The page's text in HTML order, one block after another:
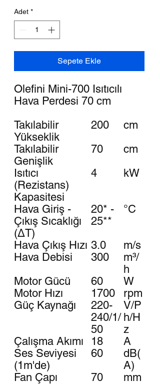
Adet *
Sepete Ekle
Olefini Mini-700 Isıtıcılı
Hava Perdesi 70 cm
Takılabilir
Yükseklik
200
cm
Takılabilir
Genişlik
70
cm
Isıtıcı
(Rezistans)
Kapasitesi
4 kW
Hava Giriş -
Çıkış Sıcaklığı
(ΔT)
20* -
25**
°C
Hava Çıkış Hızı 3.0
m/s
Hava Debisi
300
m³/
h
Motor Gücü
60
W
Motor Hızı
1700
rpm
Güç Kaynağı
220-
240/1/
50
V/P
h/H
z
Çalışma Akımı
18
A
Ses Seviyesi
(1m'de)
60
dB(
A)
Fan Çapı
70 mm